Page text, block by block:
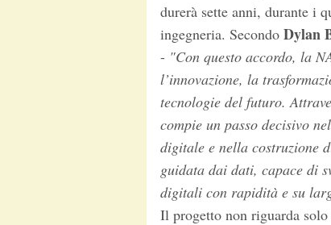
durerà sette anni, durante i
ingegneria. Secondo Dylan
- "Con questo accordo, la
l’innovazione, la
tecnologie del futuro.
compie un passo decisivo
digitale e nella costruzione
guidata dai dati, capace di
digitali con rapidità e su
Il progetto non riguarda